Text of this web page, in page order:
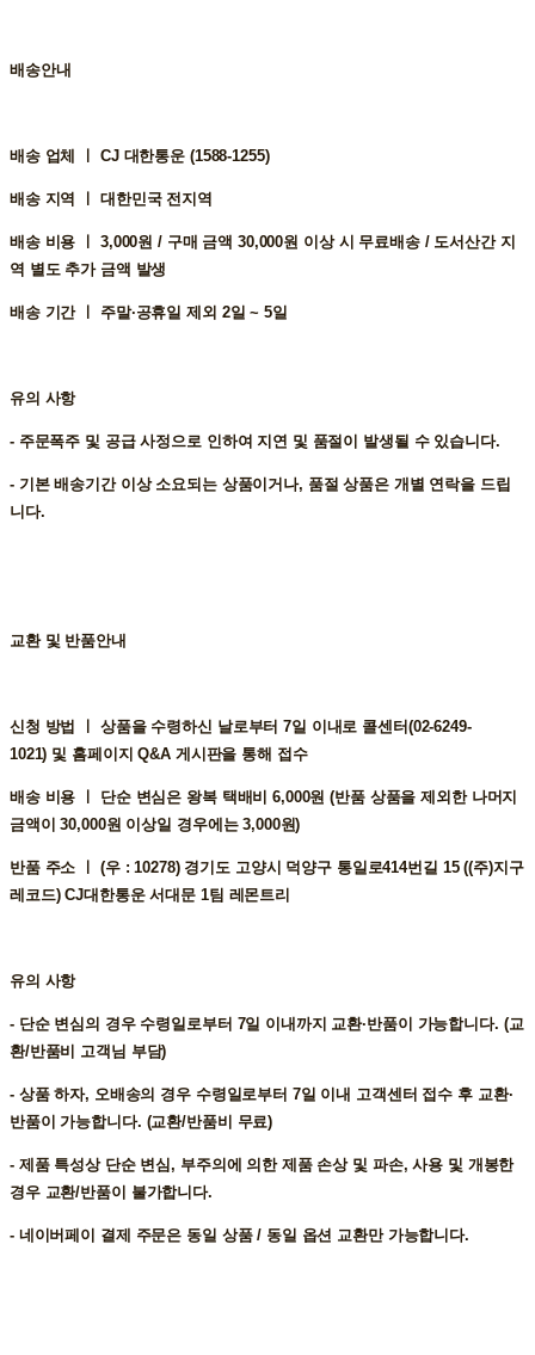
배송안내
배송 업체 ㅣ CJ 대한통운 (1588-1255)
배송 지역 ㅣ 대한민국 전지역
배송 비용 ㅣ 3,000원 / 구매 금액 30,000원 이상 시 무료배송 / 도서산간 지
역 별도 추가 금액 발생
배송 기간 ㅣ 주말·공휴일 제외 2일 ~ 5일
유의 사항
- 주문폭주 및 공급 사정으로 인하여 지연 및 품절이 발생될 수 있습니다.
- 기본 배송기간 이상 소요되는 상품이거나, 품절 상품은 개별 연락을 드립
니다.
교환 및 반품안내
신청 방법 ㅣ 상품을 수령하신 날로부터 7일 이내로 콜센터(02-6249-
1021) 및 홈페이지 Q&A 게시판을 통해 접수
배송 비용 ㅣ
단순 변심은 왕복 택배비 6,000원 (반품 상품을 제외한 나머지
금액이 30,000원 이상일 경우에는 3,000원)
반품 주소 ㅣ (우 : 10278) 경기도 고양시 덕양구 통일로414번길 15 ((주)지구
레코드) CJ대한통운 서대문 1팀 레몬트리
유의 사항
- 단순 변심의 경우 수령일로부터 7일 이내까지 교환∙반품이 가능합니다. (교
환/반품비 고객님 부담)
- 상품 하자, 오배송의 경우 수령일로부터 7일 이내 고객센터 접수 후 교환∙
반품이 가능합니다. (교환/반품비 무료)
- 제품 특성상 단순 변심, 부주의에 의한 제품 손상 및 파손, 사용 및 개봉한
경우 교환/반품이 불가합니다.
- 네이버페이 결제 주문은 동일 상품 / 동일 옵션 교환만 가능합니다.